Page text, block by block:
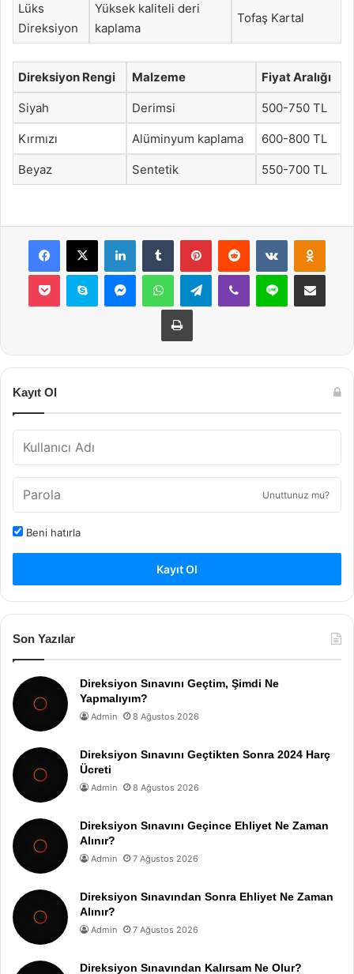
Lüks
Direksiyon
Yüksek kaliteli deri
kaplama
Tofaş Kartal
Direksiyon Rengi Malzeme Fiyat Aralığı
Siyah Derimsi 500-750 TL
Kırmızı Alüminyum kaplama 600-800 TL
Beyaz Sentetik 550-700 TL
Facebook
X LinkedInTumblr PinterestReddit VKontakte
Pocket Skype MessengerWhatsAppTelegramViber Line E-Posta ile
Yazdır
Kayıt Ol
Unuttunuz mu?
Beni hatırla
Kayıt Ol
Son Yazılar
Direksiyon Sınavını Geçtim, Şimdi Ne
Yapmalıyım?
Admin 8 Ağustos 2026
Direksiyon Sınavını Geçtikten Sonra 2024 Harç
Ücreti
Admin 8 Ağustos 2026
Direksiyon Sınavını Geçince Ehliyet Ne Zaman
Alınır?
Admin 7 Ağustos 2026
Direksiyon Sınavından Sonra Ehliyet Ne Zaman
Alınır?
Admin 7 Ağustos 2026
Direksiyon Sınavından Kalırsam Ne Olur?